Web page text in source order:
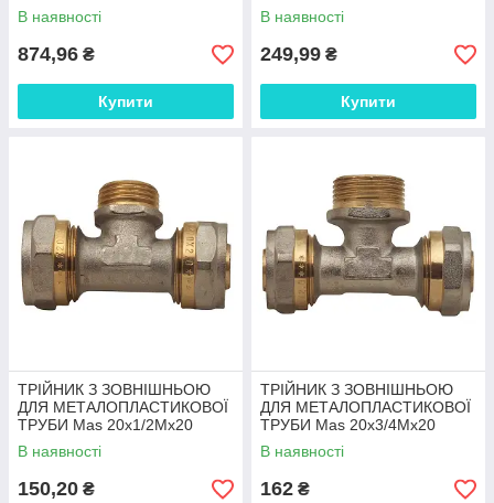
В наявності
874,96 ₴
Купити
В наявності
249,99 ₴
Купити
ТРІЙНИК З ЗОВНІШНЬОЮ
ДЛЯ МЕТАЛОПЛАСТИКОВОЇ
ТРУБИ Mas 20x1/2Mx20
В наявності
150,20 ₴
ТРІЙНИК З ЗОВНІШНЬОЮ
ДЛЯ МЕТАЛОПЛАСТИКОВОЇ
ТРУБИ Mas 20x3/4Mx20
В наявності
162 ₴